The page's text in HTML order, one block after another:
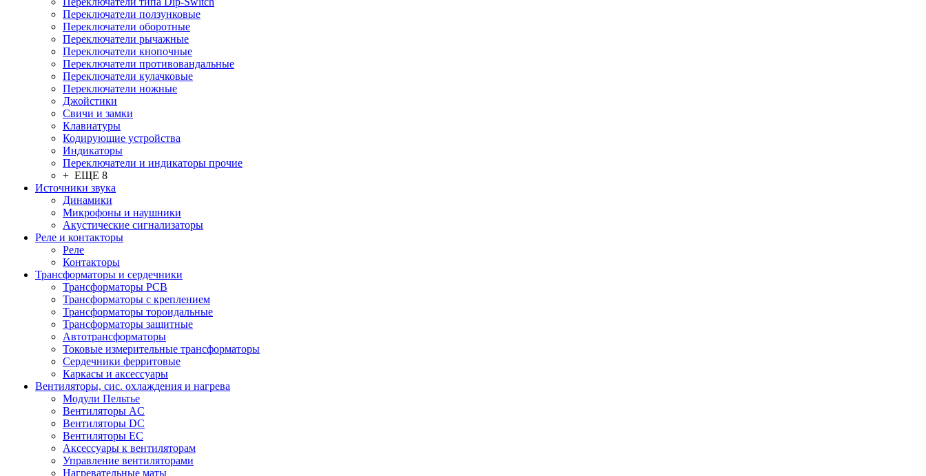
Переключатели ползунковые
Переключатели оборотные
Переключатели рычажные
Переключатели кнопочные
Переключатели противовандальные
Переключатели кулачковые
Переключатели ножные
Джойстики
Свичи и замки
Клавиатуры
Кодирующие устройства
Индикаторы
Переключатели и индикаторы прочие
+ ЕЩЕ 8
Источники звука
Динамики
Микрофоны и наушники
Акустические сигнализаторы
Реле и контакторы
Реле
Контакторы
Трансформаторы и сердечники
Трансформаторы PCB
Трансформаторы с креплением
Трансформаторы тороидальные
Трансформаторы защитные
Автотрансформаторы
Токовые измерительные трансформаторы
Сердечники ферритовые
Каркасы и аксессуары
Вентиляторы, сис. охлаждения и нагрева
Модули Пельтье
Вентиляторы AC
Вентиляторы DC
Вентиляторы EC
Аксессуары к вентиляторам
Управление вентиляторами
Нагревательные маты